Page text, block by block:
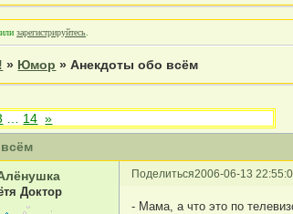
илизарегистрируйтесь
» Юмор »Анекдоты обо всём
14 »
Поделиться2006-06-13
Доктор
- Мама, а что это по